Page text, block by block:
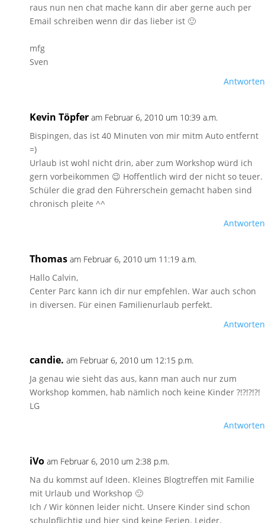
raus nun nen chat mache kann dir aber gerne auch per
Email schreiben wenn dir das lieber ist 🙂
mfg
Sven
Antworten
Kevin Töpfer am Februar 6, 2010 um 10:39 a.m.
Bispingen, das ist 40 Minuten von mir mitm Auto entfernt
=)
Urlaub ist wohl nicht drin, aber zum Workshop würd ich
gern vorbeikommen 😉 Hoffentlich wird der nicht so teuer.
Schüler die grad den Führerschein gemacht haben sind
chronisch pleite ^^
Antworten
Thomas am Februar 6, 2010 um 11:19 a.m.
Hallo Calvin,
Center Parc kann ich dir nur empfehlen. War auch schon
in diversen. Für einen Familienurlaub perfekt.
Antworten
candie. am Februar 6, 2010 um 12:15 p.m.
Ja genau wie sieht das aus, kann man auch nur zum
Workshop kommen, hab nämlich noch keine Kinder ?!?!?!?!
LG
Antworten
iVo am Februar 6, 2010 um 2:38 p.m.
Na du kommst auf Ideen. Kleines Blogtreffen mit Familie
mit Urlaub und Workshop 🙂
Ich / Wir können leider nicht. Unsere Kinder sind schon
schulpflichtig und hier sind keine Ferien. Leider.